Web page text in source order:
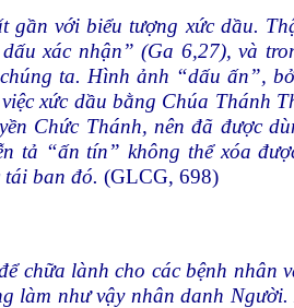
gần với biểu tượng xức dầu.
xác nhận” (Ga 6,27), và
ta. Hình ảnh “dấu ấn”,
xức dầu bằng Chúa Thánh
Chức Thánh, nên đã được
tả “ấn tín” không thể xóa
ban đó. (GLCG, 698)
chữa lành cho các bệnh nhân
làm như vậy nhân danh